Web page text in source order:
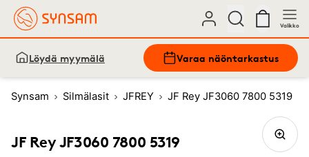
Valikko
Löydä myymälä Varaa näöntarkastus
Synsam Silmälasit JFREY JF Rey JF3060 7800 5319
JF Rey JF3060 7800 5319